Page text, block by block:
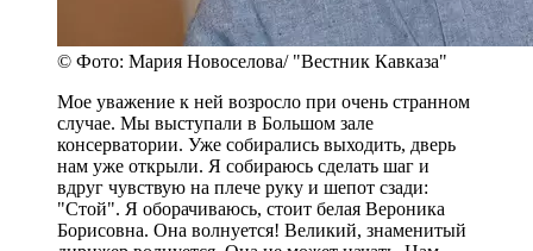
© Фото: Мария Новоселова/ "Вестник Кавказа"
Мое уважение к ней возросло при очень странном
случае. Мы выступали в Большом зале
консерватории. Уже собирались выходить, дверь
нам уже открыли. Я собираюсь сделать шаг и
вдруг чувствую на плече руку и шепот сзади:
"Стой". Я оборачиваюсь, стоит белая Вероника
Борисовна. Она волнуется! Великий, знаменитый